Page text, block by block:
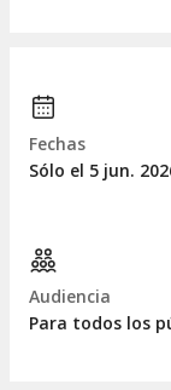
Fechas
Sólo el 5 jun.
Audiencia
Para todos los